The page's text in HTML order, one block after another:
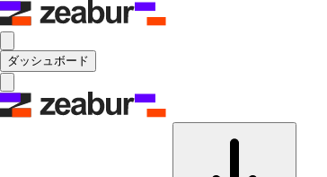
ダッシュボード